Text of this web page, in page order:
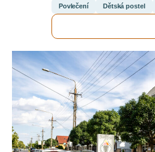
Povlečení Dětská postel